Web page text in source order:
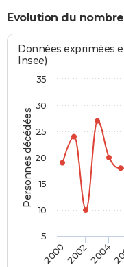
Evolution du
Personnes décédées
Données exprimées
Insee)
200020022004
5
10
15
20
25
30
35